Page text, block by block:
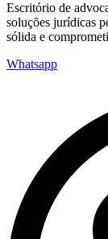
Escritório de
soluções jurídicas
sólida e
Whatsapp